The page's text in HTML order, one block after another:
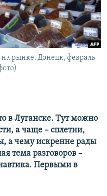
рынке. Донецк, февраль
в Луганске. Тут можно
а чаще – сплетни,
а чему искренне рады
тема разговоров –
Первыми в